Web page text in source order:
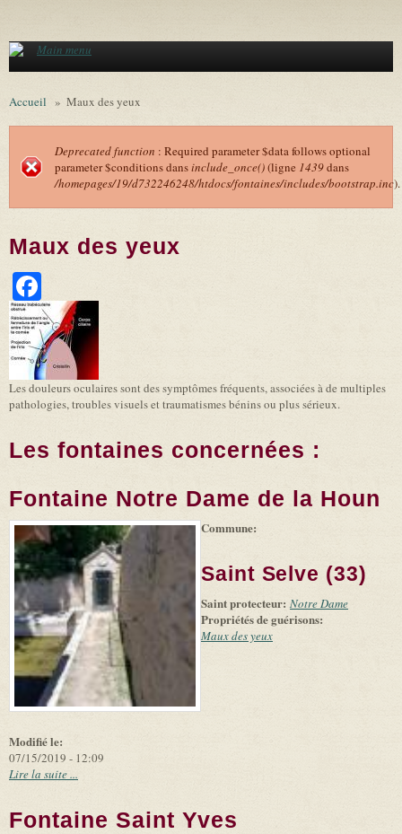
Main menu
Accueil » Maux des yeux
Message d'erreur
Deprecated function : Required parameter $data follows optional
parameter $conditions dansinclude_once()(ligne 1439dans
/homepages/19/d732246248/htdocs/fontaines/includes/bootstrap.inc).
Maux des yeux
Les douleurs oculaires sont des symptômes fréquents, associées à de multiples
pathologies, troubles visuels et traumatismes bénins ou plus sérieux.
Les fontaines concernées :
Fontaine Notre Dame de la Houn
-
Leaflet (link is
|
external)
Microsoft
suppliers
Modifié le:
07/15/2019 - 12:09
Commune:
Saint Selve (33)
Saint protecteur: Notre Dame
Propriétés de guérisons:
Maux des yeux
Lire la suite ...
Fontaine Saint Yves